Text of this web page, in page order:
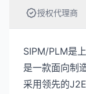
授权代理商
SIPM/PLM是
是一款面向制
采用领先的